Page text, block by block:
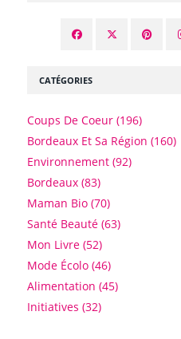
CATÉGORIES
Coups De Coeur (196)
Bordeaux Et Sa Région (160)
Environnement (92)
Bordeaux (83)
Maman Bio (70)
Santé Beauté (63)
Mon Livre (52)
Mode Écolo (46)
Alimentation (45)
Initiatives (32)